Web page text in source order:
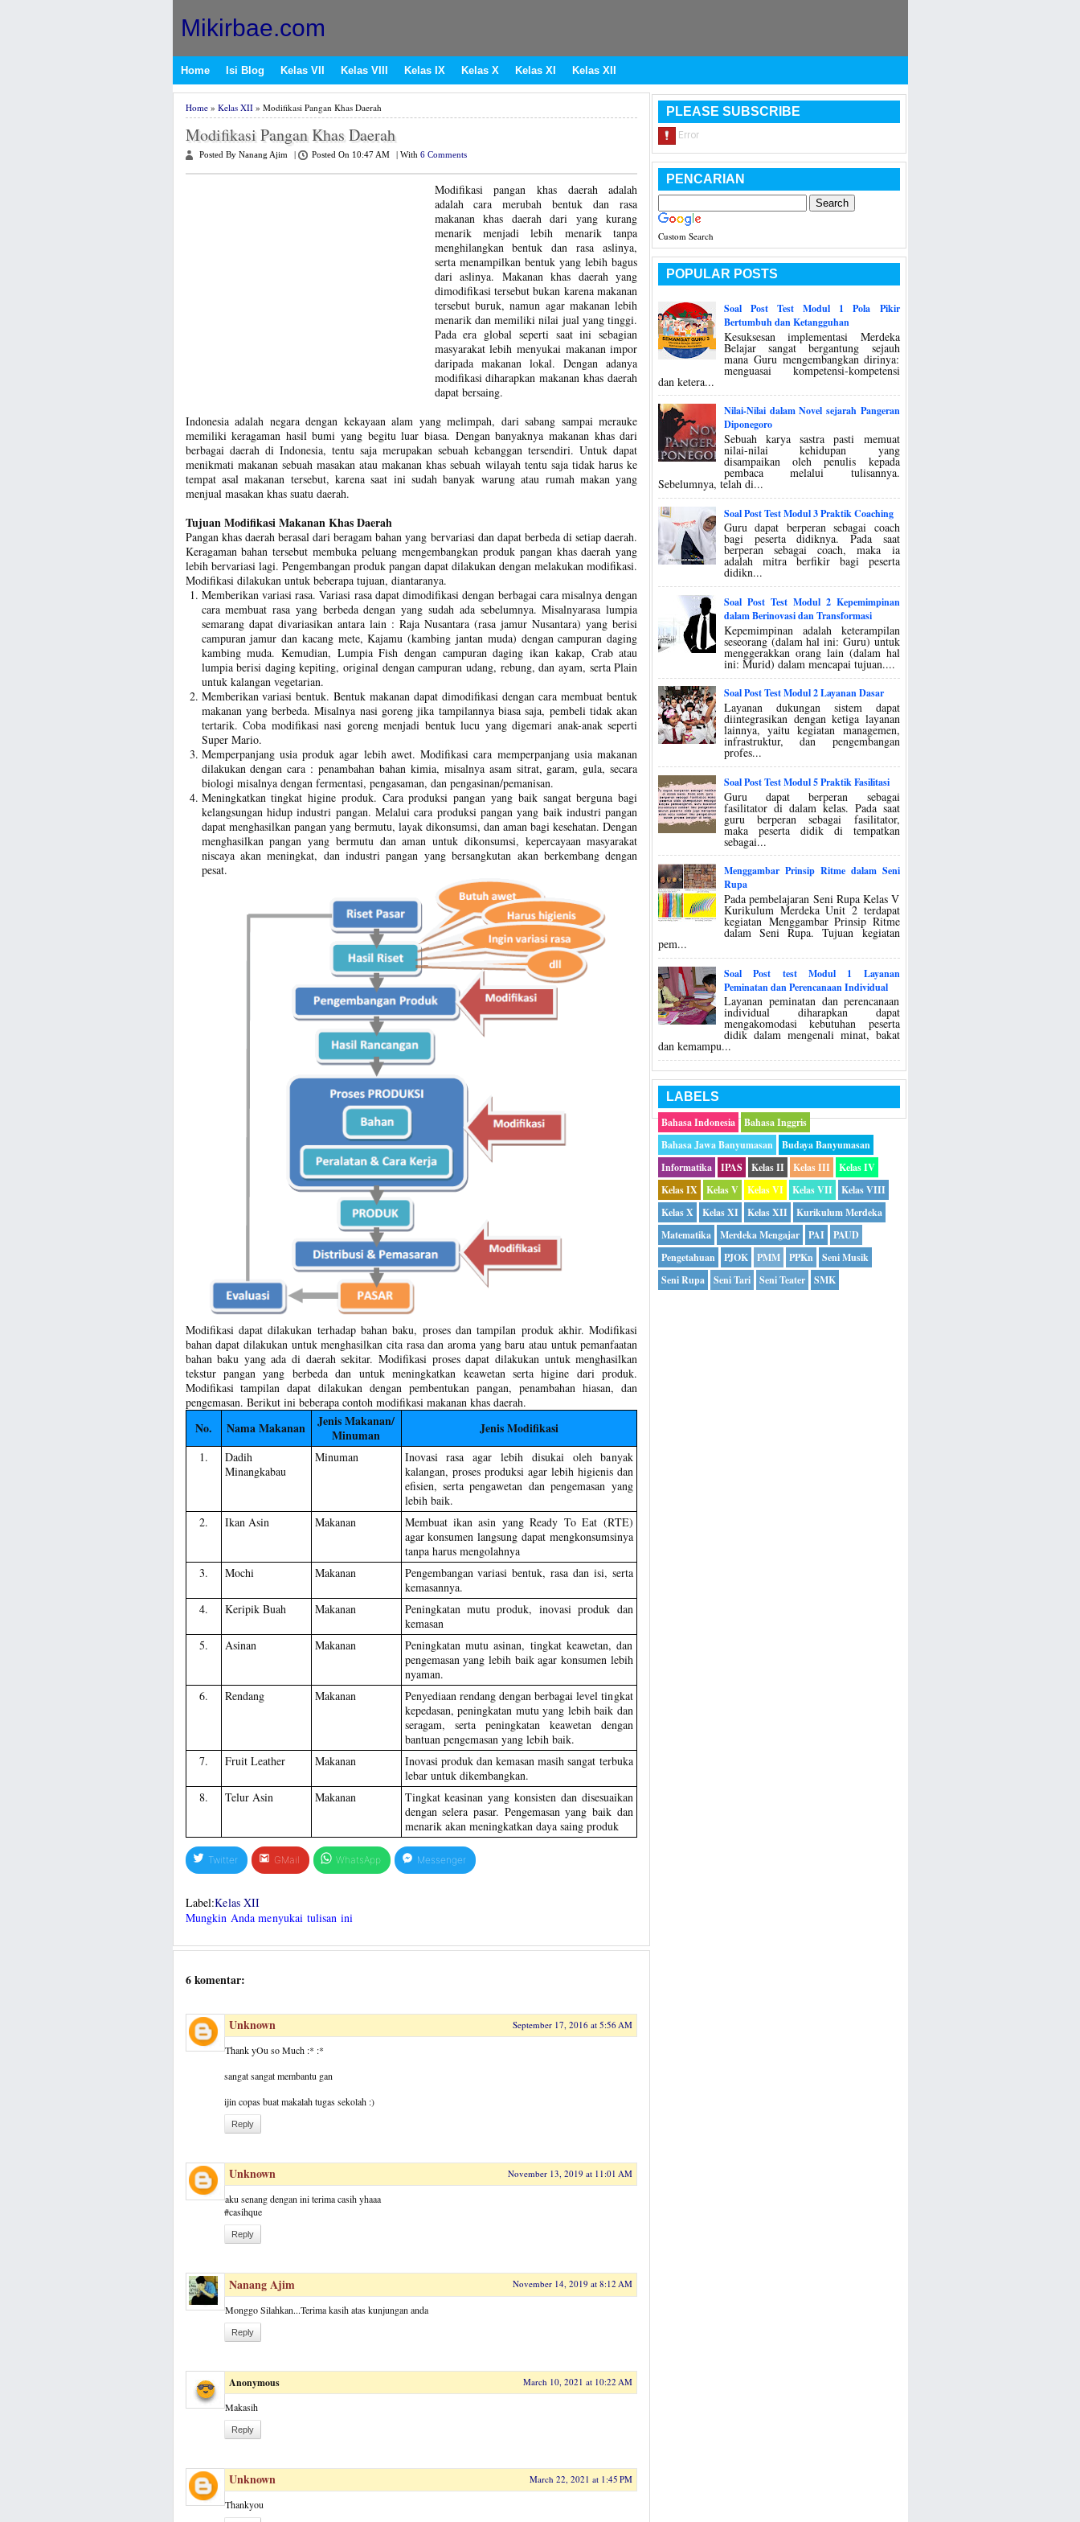
Mikirbae.com
Home Isi Blog Kelas VII Kelas VIII Kelas IX Kelas X Kelas XI Kelas XII
Home» Kelas XII» Modifikasi Pangan Khas Daerah
Modifikasi Pangan Khas Daerah
Posted By Nanang Ajim Posted On 10:47 AM With 6 Comments
Modifikasi pangan khas daerah adalah
adalah cara merubah bentuk dan rasa
makanan khas daerah dari yang kurang
menarik menjadi lebih menarik tanpa
menghilangkan bentuk dan rasa aslinya,
serta menampilkan bentuk yang lebih bagus
dari aslinya. Makanan khas daerah yang
dimodifikasi tersebut bukan karena makanan
tersebut buruk, namun agar makanan lebih
menarik dan memiliki nilai jual yang tinggi.
Pada era global seperti saat ini sebagian
masyarakat lebih menyukai makanan impor
daripada makanan lokal. Dengan adanya
modifikasi diharapkan makanan khas daerah
dapat bersaing.
Indonesia adalah negara dengan kekayaan alam yang melimpah, dari sabang sampai merauke
memiliki keragaman hasil bumi yang begitu luar biasa. Dengan banyaknya makanan khas dari
berbagai daerah di Indonesia, tentu saja merupakan sebuah kebanggan tersendiri. Untuk dapat
menikmati makanan sebuah masakan atau makanan khas sebuah wilayah tentu saja tidak harus ke
tempat asal makanan tersebut, karena saat ini sudah banyak warung atau rumah makan yang
menjual masakan khas suatu daerah.
Tujuan Modifikasi Makanan Khas Daerah
Pangan khas daerah berasal dari beragam bahan yang bervariasi dan dapat berbeda di setiap daerah.
Keragaman bahan tersebut membuka peluang mengembangkan produk pangan khas daerah yang
lebih bervariasi lagi. Pengembangan produk pangan dapat dilakukan dengan melakukan modifikasi.
Modifikasi dilakukan untuk beberapa tujuan, diantaranya.
Memberikan variasi rasa. Variasi rasa dapat dimodifikasi dengan berbagai cara misalnya dengan
cara membuat rasa yang berbeda dengan yang sudah ada sebelumnya. Misalnyarasa lumpia
semarang dapat divariasikan antara lain : Raja Nusantara (rasa jamur Nusantara) yang berisi
campuran jamur dan kacang mete, Kajamu (kambing jantan muda) dengan campuran daging
kambing muda. Kemudian, Lumpia Fish dengan campuran daging ikan kakap, Crab atau
lumpia berisi daging kepiting, original dengan campuran udang, rebung, dan ayam, serta Plain
untuk kalangan vegetarian.
Memberikan variasi bentuk. Bentuk makanan dapat dimodifikasi dengan cara membuat bentuk
makanan yang berbeda. Misalnya nasi goreng jika tampilannya biasa saja, pembeli tidak akan
tertarik. Coba modifikasi nasi goreng menjadi bentuk lucu yang digemari anak-anak seperti
Super Mario.
Memperpanjang usia produk agar lebih awet. Modifikasi cara memperpanjang usia makanan
dilakukan dengan cara : penambahan bahan kimia, misalnya asam sitrat, garam, gula, secara
biologi misalnya dengan fermentasi, pengasaman, dan pengasinan/pemanisan.
Meningkatkan tingkat higine produk. Cara produksi pangan yang baik sangat berguna bagi
kelangsungan hidup industri pangan. Melalui cara produksi pangan yang baik industri pangan
dapat menghasilkan pangan yang bermutu, layak dikonsumsi, dan aman bagi kesehatan. Dengan
menghasilkan pangan yang bermutu dan aman untuk dikonsumsi, kepercayaan masyarakat
niscaya akan meningkat, dan industri pangan yang bersangkutan akan berkembang dengan
pesat.
Modifikasi dapat dilakukan terhadap bahan baku, proses dan tampilan produk akhir. Modifikasi
bahan dapat dilakukan untuk menghasilkan cita rasa dan aroma yang baru atau untuk pemanfaatan
bahan baku yang ada di daerah sekitar. Modifikasi proses dapat dilakukan untuk menghasilkan
tekstur pangan yang berbeda dan untuk meningkatkan keawetan serta higine dari produk.
Modifikasi tampilan dapat dilakukan dengan pembentukan pangan, penambahan hiasan, dan
pengemasan. Berikut ini beberapa contoh modifikasi makanan khas daerah.
No. Nama Makanan
Jenis Makanan/
Minuman
Jenis Modifikasi
1.
Dadih
Minangkabau
Minuman
Inovasi rasa agar lebih disukai oleh banyak
kalangan, proses produksi agar lebih higienis dan
efisien, serta pengawetan dan pengemasan yang
lebih baik.
2.
Ikan Asin Makanan
Membuat ikan asin yang Ready To Eat (RTE)
agar konsumen langsung dapat mengkonsumsinya
tanpa harus mengolahnya
3.
Mochi Makanan
Pengembangan variasi bentuk, rasa dan isi, serta
kemasannya.
4.
Keripik Buah Makanan
Peningkatan mutu produk, inovasi produk dan
kemasan
5.
Asinan Makanan
Peningkatan mutu asinan, tingkat keawetan, dan
pengemasan yang lebih baik agar konsumen lebih
nyaman.
6.
Rendang Makanan
Penyediaan rendang dengan berbagai level tingkat
kepedasan, peningkatan mutu yang lebih baik dan
seragam, serta peningkatan keawetan dengan
bantuan pengemasan yang lebih baik.
7.
Fruit Leather Makanan
Inovasi produk dan kemasan masih sangat terbuka
lebar untuk dikembangkan.
8.
Telur Asin Makanan
Tingkat keasinan yang konsisten dan disesuaikan
dengan selera pasar. Pengemasan yang baik dan
menarik akan meningkatkan daya saing produk
Twitter GMail WhatsApp Messenger
Label:Kelas XII
Mungkin Anda menyukai tulisan ini
6 komentar:
Unknown September 17, 2016 at 5:56 AM
Thank yOu so Much :* :*
sangat sangat membantu gan
ijin copas buat makalah tugas sekolah :)
Reply
Unknown November 13, 2019 at 11:01 AM
aku senang dengan ini terima casih yhaaa
#casihque
Reply
Nanang Ajim November 14, 2019 at 8:12 AM
Monggo Silahkan...Terima kasih atas kunjungan anda
Reply
Anonymous March 10, 2021 at 10:22 AM
Makasih
Reply
Unknown March 22, 2021 at 1:45 PM
Thankyou
PLEASE SUBSCRIBE
PENCARIAN
Custom Search
POPULAR POSTS
Soal Post Test Modul 1 Pola Pikir
Bertumbuh dan Ketangguhan
Kesuksesan implementasi Merdeka
Belajar sangat bergantung sejauh
mana Guru mengembangkan dirinya:
menguasai kompetensi-kompetensi
dan ketera...
Nilai-Nilai dalam Novel sejarah Pangeran
Diponegoro
Sebuah karya sastra pasti memuat
nilai-nilai kehidupan yang
disampaikan oleh penulis kepada
pembaca melalui tulisannya.
Sebelumnya, telah di...
Soal Post Test Modul 3 Praktik Coaching
Guru dapat berperan sebagai coach
bagi peserta didiknya. Pada saat
berperan sebagai coach, maka ia
adalah mitra berfikir bagi peserta
didikn...
Soal Post Test Modul 2 Kepemimpinan
dalam Berinovasi dan Transformasi
Kepemimpinan adalah keterampilan
seseorang (dalam hal ini: Guru) untuk
menggerakkan orang lain (dalam hal
ini: Murid) dalam mencapai tujuan....
Soal Post Test Modul 2 Layanan Dasar
Layanan dukungan sistem dapat
diintegrasikan dengan ketiga layanan
lainnya, yaitu kegiatan managemen,
infrastruktur, dan pengembangan
profes...
Soal Post Test Modul 5 Praktik Fasilitasi
Guru dapat berperan sebagai
fasilitator di dalam kelas. Pada saat
guru berperan sebagai fasilitator,
maka peserta didik di tempatkan
sebagai...
Menggambar Prinsip Ritme dalam Seni
Rupa
Pada pembelajaran Seni Rupa Kelas V
Kurikulum Merdeka Unit 2 terdapat
kegiatan Menggambar Prinsip Ritme
dalam Seni Rupa. Tujuan kegiatan
pem...
Soal Post test Modul 1 Layanan
Peminatan dan Perencanaan Individual
Layanan peminatan dan perencanaan
individual diharapkan dapat
mengakomodasi kebutuhan peserta
didik dalam mengenali minat, bakat
dan kemampu...
LABELS
Bahasa Indonesia
Bahasa Inggris
Bahasa Jawa Banyumasan
Budaya Banyumasan
Informatika
IPAS Kelas II Kelas III
Kelas IV
Kelas IX
Kelas V Kelas VI Kelas VII
Kelas VIII
Kelas X
Kelas XI Kelas XII
Kurikulum Merdeka
Matematika
Merdeka Mengajar PAI
PAUD
Pengetahuan
PJOK PMM PPKn
Seni Musik
Seni Rupa
Seni Tari Seni Teater SMK